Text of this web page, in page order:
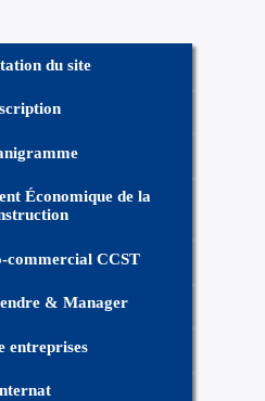
du site
Économique de la
commercial CCST
& Manager
entreprises